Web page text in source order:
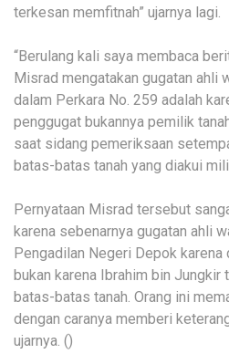
terkesan memfitnah” ujarnya lagi.
“Berulang kali saya membaca
Misrad mengatakan gugatan ahli
dalam Perkara No. 259 adalah
penggugat bukannya pemilik
saat sidang pemeriksaan
batas-batas tanah yang diakui
Pernyataan Misrad tersebut
karena sebenarnya gugatan ahli
Pengadilan Negeri Depok karena
bukan karena Ibrahim bin Jungkir
batas-batas tanah. Orang ini
dengan caranya memberi
ujarnya. ()